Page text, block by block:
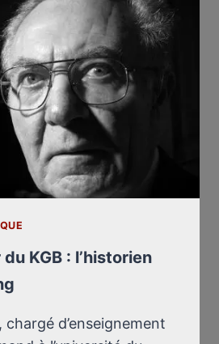
KGB : l’historien
chargé d’enseignement